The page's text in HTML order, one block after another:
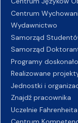
Centrum
Wydawnictwo
Samorząd
Samorząd
Programy
Realizowane
Jednostki i
Znajdź pracownika
Uczelnie Fahrenheita